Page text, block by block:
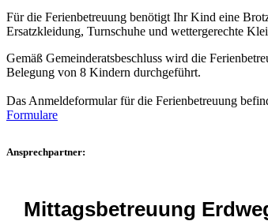
Für die Ferienbetreuung benötigt Ihr Kind eine
Ersatzkleidung, Turnschuhe und wettergerechte
Gemäß Gemeinderatsbeschluss wird die
Belegung von 8 Kindern durchgeführt.
Das Anmeldeformular für die Ferienbetreuung
Formulare
Ansprechpartner:
Mittagsbetreuung